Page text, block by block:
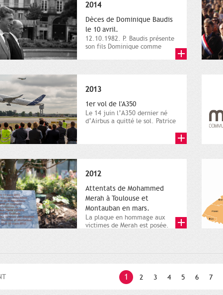
2014
Dèces de Dominique Baudis
le 10 avril.
12.10.1982. P. Baudis présente
son fils Dominique comme
2013
1er vol de l'A350
Le 14 juin l’A350 dernier né
d’Airbus a quitté le sol. Patrice
2012
Attentats de Mohammed
Merah à Toulouse et
Montauban en mars.
La plaque en hommage aux
victimes de Merah est posée.
1 2 3 4 5 6 7